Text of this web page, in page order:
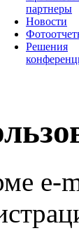
партнеры
Новости
Решения
e-